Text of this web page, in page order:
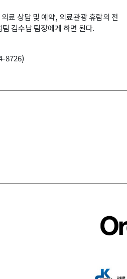
료 상담 및 예약, 의료관광 휴람의 전
김수남 팀장에게 하면 된다.
8726)